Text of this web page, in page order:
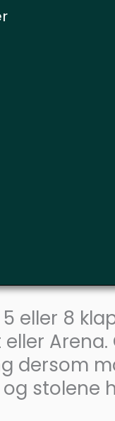
eller 8
Arena.
dersom
stolene